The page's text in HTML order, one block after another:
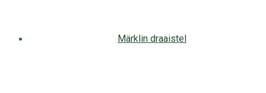
Märklin draaistel